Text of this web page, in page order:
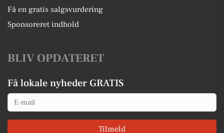
Få en gratis salgsvurdering
Sponsoreret indhold
BLIV OPDATERET
Få lokale nyheder GRATIS
Email
Tilmeld